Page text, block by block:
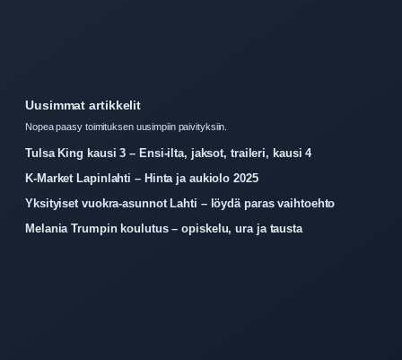
Uusimmat artikkelit
Nopea paasy toimituksen uusimpiin paivityksiin.
Tulsa King kausi 3 – Ensi-ilta, jaksot, traileri, kausi 4
K-Market Lapinlahti – Hinta ja aukiolo 2025
Yksityiset vuokra-asunnot Lahti – löydä paras vaihtoehto
Melania Trumpin koulutus – opiskelu, ura ja tausta